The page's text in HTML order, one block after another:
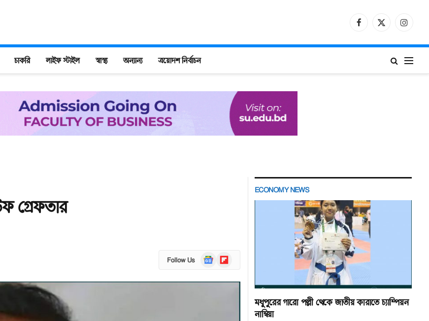
Facebook
X
চাকরি লাইফ স্টাইল স্বাস্থ্য অন্যান্য ত্রয়োদশ নির্বাচন
গ্রেফতার
Follow Us
Google
News
Flipboard
ECONOMY NEWS
মধুপুরের গারো পল্লী থেকে জাতীয় কারাতে চ্যাম্পিয়ন
নাম্বিয়া